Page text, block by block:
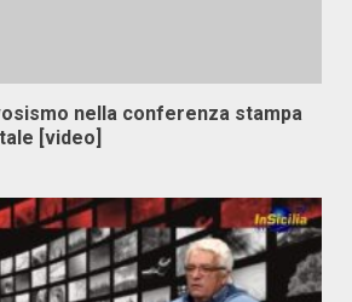
nella conferenza stampa
[video]